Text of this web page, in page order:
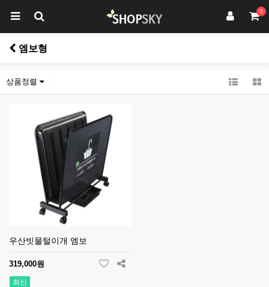
0
엠보형
상품정렬
우산빗물털이개 엠보
319,000원
최신